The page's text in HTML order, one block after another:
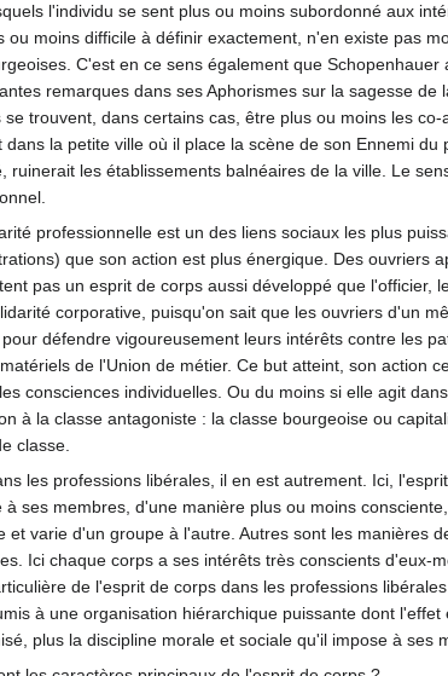
l'individu se sent plus ou moins subordonné aux
ou moins difficile à définir exactement, n'en existe pas
C'est en ce sens également que
remarques dans ses Aphorismes sur la sagesse
se trouvent, dans certains cas, être plus ou moins les
dans la petite ville où il place la scène de son Ennemi
ruinerait les établissements balnéaires de la ville. Le
professionnelle est un des liens sociaux les plus
que son action est plus énergique. Des ouvriers
pas un esprit de corps aussi développé que
corporative, puisqu'on sait que les ouvriers d'un
défendre vigoureusement leurs intérêts contre les
de l'Union de métier. Ce but atteint, son action
consciences individuelles. Ou du moins si elle agit
à la classe antagoniste : la classe bourgeoise ou
classe.
les professions libérales, il en est autrement. Ici,
à ses membres, d'une manière plus ou moins
et varie d'un groupe à l'autre. Autres sont les manières
Ici chaque corps a ses intérêts très conscients
de l'esprit de corps dans les professions
à une organisation hiérarchique puissante dont
plus la discipline morale et sociale qu'il impose à ses